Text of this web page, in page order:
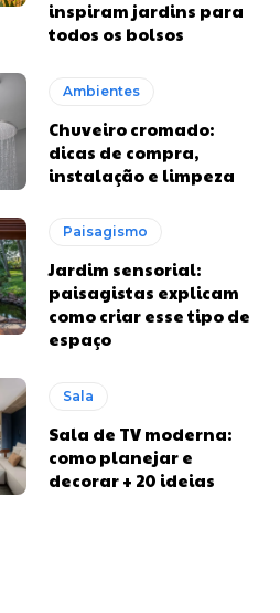
inspiram jardins para
todos os bolsos
Ambientes
Chuveiro cromado:
dicas de compra,
instalação e limpeza
Paisagismo
Jardim sensorial:
paisagistas explicam
como criar esse tipo de
espaço
Sala
Sala de TV moderna:
como planejar e
decorar + 20 ideias